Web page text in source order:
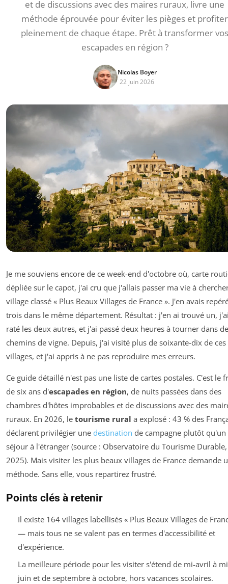
et de discussions avec des maires ruraux, livre une
méthode éprouvée pour éviter les pièges et profiter
pleinement de chaque étape. Prêt à transformer vos
escapades en région ?
Nicolas Boyer
22 juin 2026
Je me souviens encore de ce week-end d'octobre où, carte
dépliée sur le capot, j'ai cru que j'allais passer ma vie à
village classé « Plus Beaux Villages de France ». J'en avais
trois dans le même département. Résultat : j'en ai trouvé un,
raté les deux autres, et j'ai passé deux heures à tourner dans
chemins de vigne. Depuis, j'ai visité plus de soixante-dix de ces
villages, et j'ai appris à ne pas reproduire mes erreurs.
Ce guide détaillé n'est pas une liste de cartes postales. C'est le
de six ans d'escapades en région, de nuits passées dans des
chambres d'hôtes improbables et de discussions avec des
ruraux. En 2026, le tourisme rural a explosé : 43 % des
déclarent privilégier une destination de campagne plutôt qu'un
séjour à l'étranger (source : Observatoire du Tourisme Durable,
2025). Mais visiter les plus beaux villages de France demande
méthode. Sans elle, vous repartirez frustré.
Points clés à retenir
Il existe 164 villages labellisés « Plus Beaux Villages de
— mais tous ne se valent pas en termes d'accessibilité et
d'expérience.
La meilleure période pour les visiter s'étend de mi-avril à
juin et de septembre à octobre, hors vacances scolaires.